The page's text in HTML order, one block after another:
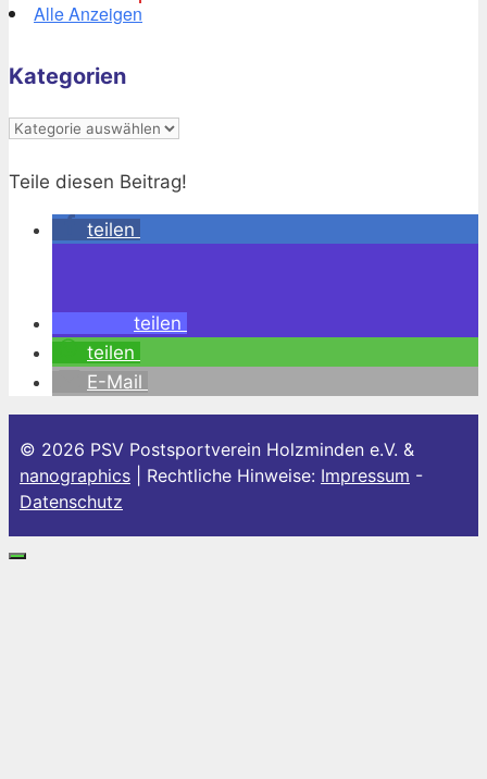
Alle Anzeigen
Kategorien
Kategorien
Teile diesen Beitrag!
teilen
teilen
teilen
E-Mail
© 2026 PSV Postsportverein Holzminden e.V. &
nanographics | Rechtliche Hinweise: Impressum -
Datenschutz
Schließen